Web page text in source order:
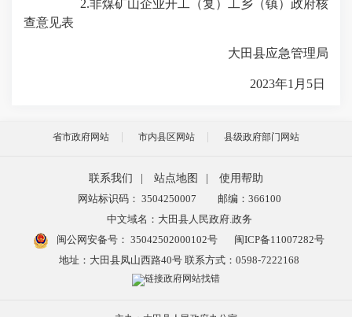
2.非煤矿山企业开工（复）工乡（镇）政府核
查意见表
大田县应急管理局
2023年1月5日
省市政府网站 市内县区网站 县级政府部门网站
联系我们 站点地图
使用帮助
网站标识码： 3504250007
邮编：366100
中文域名：大田县人民政府.政务
闽公网安备号： 35042502000102号
闽ICP备11007282号
地址：大田县凤山西路40号 联系方式：0598-7222168